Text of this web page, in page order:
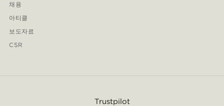
채용
아티클
보도자료
CSR
Trustpilot